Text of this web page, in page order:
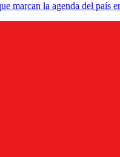
marcan la agenda del país